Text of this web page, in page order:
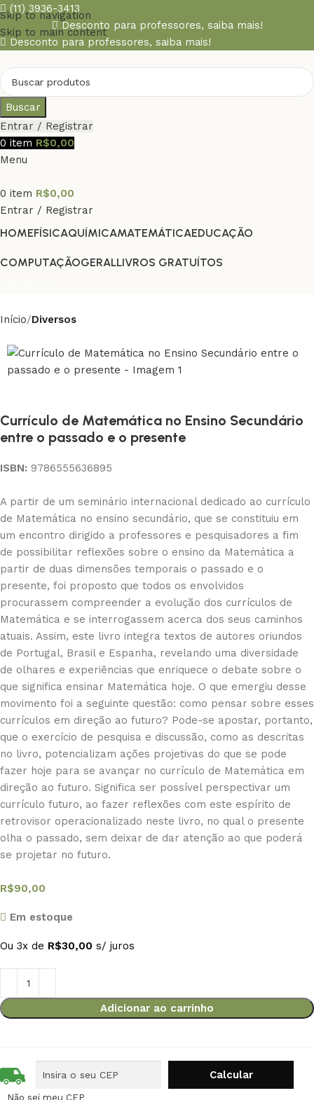
Skip to navigation
Skip to main content
(11) 3936-3413
Desconto para professores, saiba mais!
Desconto para professores, saiba mais!
Buscar
Entrar / Registrar
0 item R$0,00
Menu
0 item R$0,00
Entrar / Registrar
HOMEFÍSICAQUÍMICAMATEMÁTICAEDUCAÇÃO
COMPUTAÇÃOGERALLIVROS GRATUÍTOS
Início Diversos
Currículo de Matemática no Ensino Secundário
entre o passado e o presente
ISBN: 9786555636895
A partir de um seminário internacional dedicado ao currículo
de Matemática no ensino secundário, que se constituiu em
um encontro dirigido a professores e pesquisadores a fim
de possibilitar reflexões sobre o ensino da Matemática a
partir de duas dimensões temporais o passado e o
presente, foi proposto que todos os envolvidos
procurassem compreender a evolução dos currículos de
Matemática e se interrogassem acerca dos seus caminhos
atuais. Assim, este livro integra textos de autores oriundos
de Portugal, Brasil e Espanha, revelando uma diversidade
de olhares e experiências que enriquece o debate sobre o
que significa ensinar Matemática hoje. O que emergiu desse
movimento foi a seguinte questão: como pensar sobre esses
currículos em direção ao futuro? Pode-se apostar, portanto,
que o exercício de pesquisa e discussão, como as descritas
no livro, potencializam ações projetivas do que se pode
fazer hoje para se avançar no currículo de Matemática em
direção ao futuro. Significa ser possível perspectivar um
currículo futuro, ao fazer reflexões com este espírito de
retrovisor operacionalizado neste livro, no qual o presente
olha o passado, sem deixar de dar atenção ao que poderá
se projetar no futuro.
R$90,00
Em estoque
Ou 3x de R$30,00 s/ juros
Adicionar ao carrinho
Não sei meu CEP